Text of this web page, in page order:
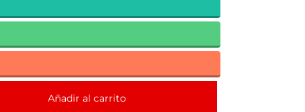
Añadir al carrito